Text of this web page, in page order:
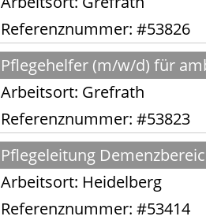
Referenznummer: #53826
Pflegehelfer (m/w/d) für
Arbeitsort: Grefrath
Referenznummer: #53823
Pflegeleitung
Arbeitsort: Heidelberg
Referenznummer: #53414